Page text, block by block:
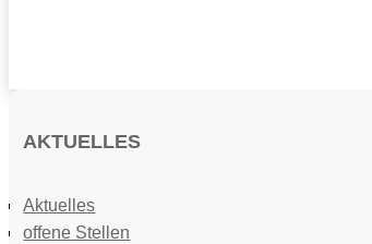
AKTUELLES
Aktuelles
offene Stellen